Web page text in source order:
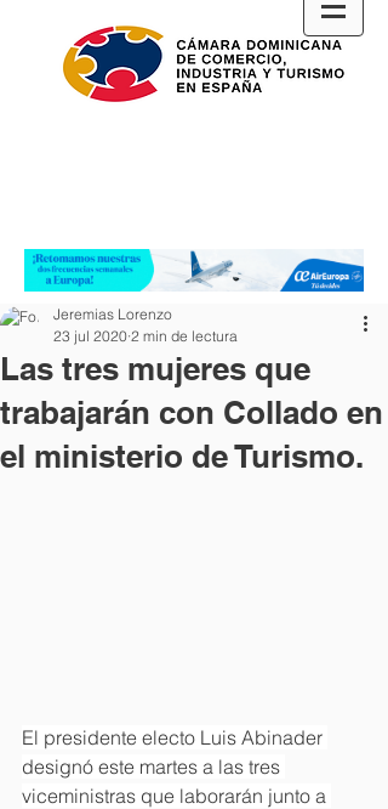
Las tres mujeres que
trabajarán con Collado en
el ministerio de Turismo.
Jeremias Lorenzo
23 jul 2020 2 min de lectura
El presidente electo Luis Abinader
designó este martes a las tres
viceministras que laborarán junto a